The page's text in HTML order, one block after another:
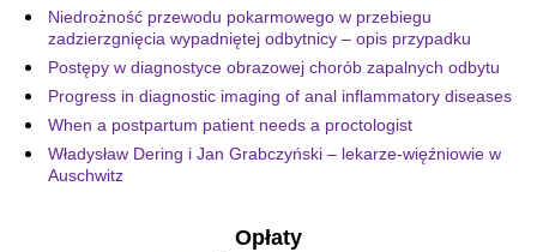
Niedrożność przewodu pokarmowego w przebiegu
zadzierzgnięcia wypadniętej odbytnicy – opis przypadku
Postępy w diagnostyce obrazowej chorób zapalnych odbytu
Progress in diagnostic imaging of anal inflammatory diseases
When a postpartum patient needs a proctologist
Władysław Dering i Jan Grabczyński – lekarze-więźniowie w
Auschwitz
Opłaty